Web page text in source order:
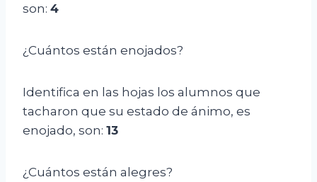
son: 4
¿Cuántos están enojados?
Identifica en las hojas los alumnos que
tacharon que su estado de ánimo, es
enojado, son: 13
¿Cuántos están alegres?